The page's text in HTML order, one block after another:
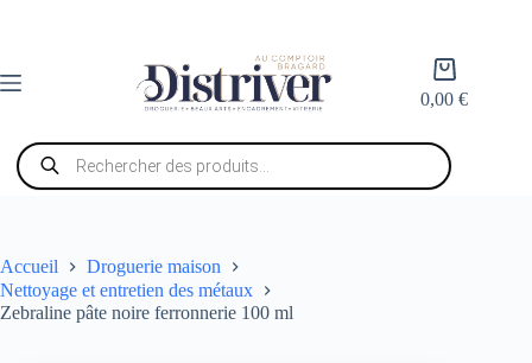
Panier
d’achat
0,00€
Recherche
de
produits
Accueil
Droguerie maison
Nettoyage et entretien des métaux
Zebraline pâte noire ferronnerie 100 ml